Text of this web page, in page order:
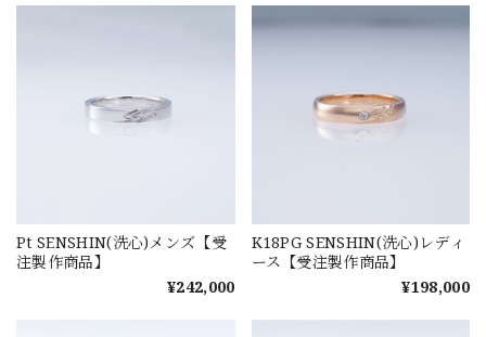
Pt SENSHIN(洗心)メンズ【受
注製作商品】
¥242,000
K18PG SENSHIN(洗心)レディ
ース【受注製作商品】
¥198,000